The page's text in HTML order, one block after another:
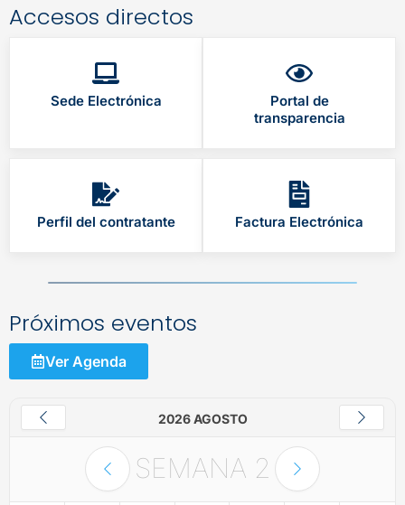
Accesos directos
Sede Electrónica
Portal de
transparencia
Perfil del contratante Factura Electrónica
Próximos eventos
Ver Agenda
2026 AGOSTO
SEMANA 2